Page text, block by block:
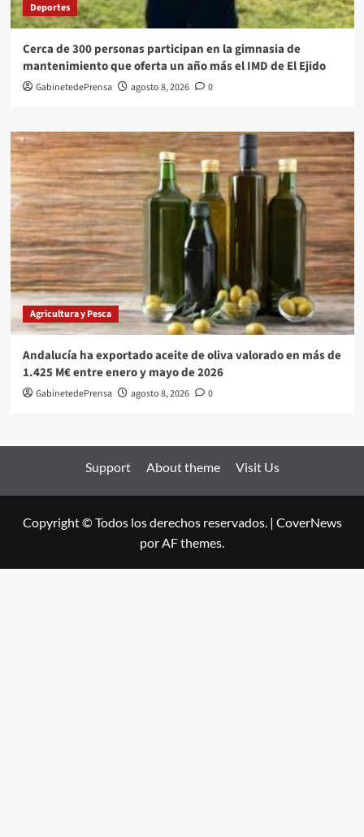
Deportes
Cerca de 300 personas participan en la gimnasia de
mantenimiento que oferta un año más el IMD de El Ejido
GabinetedePrensa agosto 8, 2026 0
Agricultura y Pesca
Andalucía ha exportado aceite de oliva valorado en más de
1.425 M€ entre enero y mayo de 2026
GabinetedePrensa agosto 8, 2026 0
Support About theme Visit Us
Copyright © Todos los derechos reservados. | CoverNews
por AF themes.